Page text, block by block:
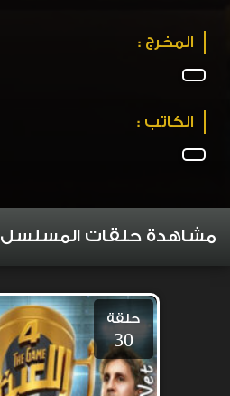
المخرج :
الكاتب :
مشاهدة حلقات المسلسل
حلقة
30